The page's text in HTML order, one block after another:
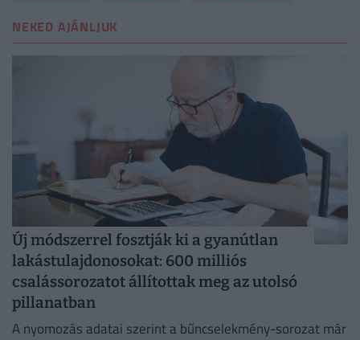
NEKED AJÁNLJUK
Új módszerrel fosztják ki a gyanútlan
lakástulajdonosokat: 600 milliós
csalássorozatot állítottak meg az utolsó
pillanatban
A nyomozás adatai szerint a bűncselekmény-sorozat már